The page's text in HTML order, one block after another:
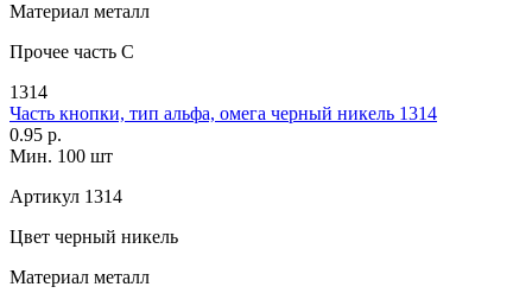
Материал металл
Прочее часть С
1314
Часть кнопки, тип альфа, омега черный никель 1314
0.95 р.
Мин. 100 шт
Артикул 1314
Цвет черный никель
Материал металл